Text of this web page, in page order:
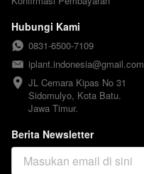
Hubungi Kami
0831-6500-7109
iplant.indonesia@gmail.com
JL Cemara Kipas No 31
Sidomulyo, Kota Batu.
Jawa Timur.
Berita Newsletter